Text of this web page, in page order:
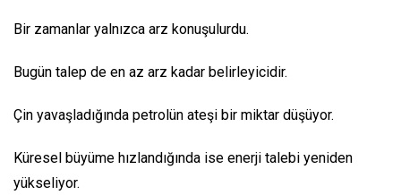
Bir zamanlar yalnızca arz konuşulurdu.
Bugün talep de en az arz kadar belirleyicidir.
Çin yavaşladığında petrolün ateşi bir miktar düşüyor.
Küresel büyüme hızlandığında ise enerji talebi yeniden
yükseliyor.